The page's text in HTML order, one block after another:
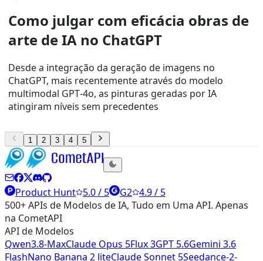
Como julgar com eficácia obras de
arte de IA no ChatGPT
Desde a integração da geração de imagens no
ChatGPT, mais recentemente através do modelo
multimodal GPT‑4o, as pinturas geradas por IA
atingiram níveis sem precedentes
1 2 3 4 5
Product Hunt 5.0 / 5 G2 4.9 / 5
500+ APIs de Modelos de IA, Tudo em Uma API. Apenas
na CometAPI
API de Modelos
Qwen3.8-MaxClaude Opus 5Flux 3GPT 5.6Gemini 3.6
FlashNano Banana 2 liteClaude Sonnet 5Seedance-2-